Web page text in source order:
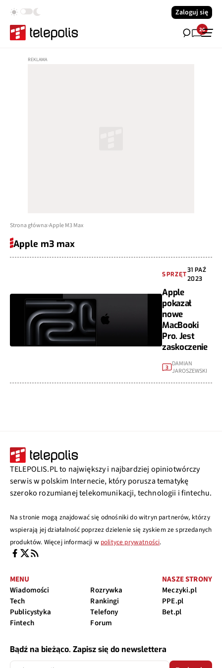
Zaloguj się
26
Strona główna Apple M3 Max
Apple m3 max
SPRZĘT
31 PAŹ
2023
Apple
pokazał
nowe
MacBooki
Pro. Jest
zaskoczenie
3
DAMIAN
JAROSZEWSKI
TELEPOLIS.PL to największy i najbardziej opiniotwórczy
serwis w polskim Internecie, który porusza tematykę
szeroko rozumianej telekomunikacji, technologii i fintechu.
Na stronie mogą znajdować się odnośniki do witryn partnerów, którzy
wspierają jej działalność poprzez dzielenie się zyskiem ze sprzedanych
produktów. Więcej informacji w polityce prywatności.
MENU
Wiadomości
Tech
Publicystyka
Fintech
Rozrywka
Rankingi
Telefony
Forum
NASZE STRONY
Meczyki.pl
PPE.pl
Bet.pl
Bądź na bieżąco. Zapisz się do newslettera